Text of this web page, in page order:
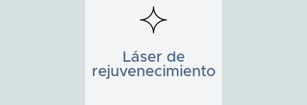
Láser de
rejuvenecimiento